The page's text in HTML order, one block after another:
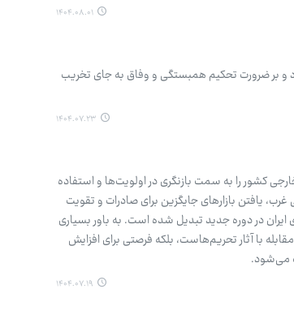
۱۴۰۴.۰۸.۰۱
بر ضرورت تحکیم همبستگی و وفاق به جای تخریب
۱۴۰۴.۰۷.۲۳
کشور را به سمت بازنگری در اولویت‌ها و استفاده
یافتن بازارهای جایگزین برای صادرات و تقویت
در دوره جدید تبدیل شده است. به باور بسیاری
با آثار تحریم‌هاست، بلکه فرصتی برای افزایش
می‌شود.
۱۴۰۴.۰۷.۱۹